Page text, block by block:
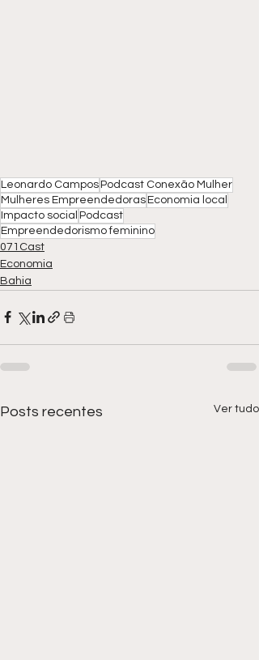
Leonardo CamposPodcast Conexão Mulher
Mulheres EmpreendedorasEconomia local
Impacto social Podcast
Empreendedorismo feminino
071Cast
Economia
Bahia
Posts recentes Ver tudo